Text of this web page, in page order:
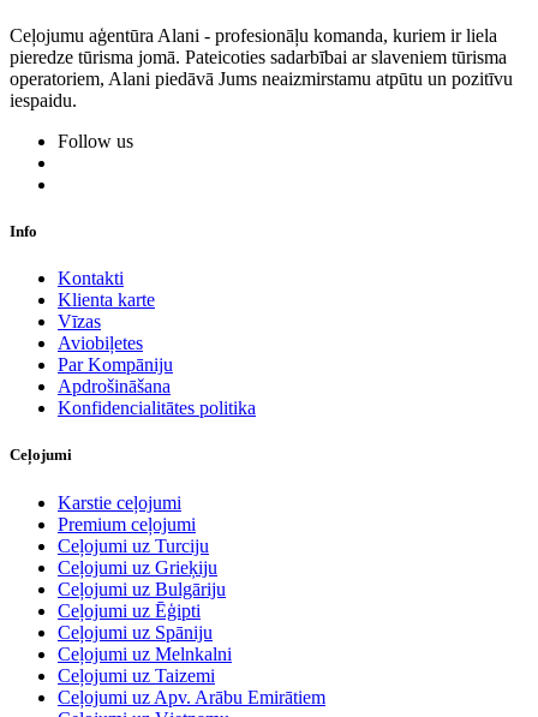
Ceļojumu aģentūra Alani - profesionāļu komanda, kuriem ir liela
pieredze tūrisma jomā. Pateicoties sadarbībai ar slaveniem tūrisma
operatoriem, Alani piedāvā Jums neaizmirstamu atpūtu un pozitīvu
iespaidu.
Follow us
Info
Kontakti
Klienta karte
Vīzas
Aviobiļetes
Par Kompāniju
Apdrošināšana
Konfidencialitātes politika
Ceļojumi
Karstie ceļojumi
Premium ceļojumi
Ceļojumi uz Turciju
Ceļojumi uz Grieķiju
Ceļojumi uz Bulgāriju
Ceļojumi uz Ēģipti
Ceļojumi uz Spāniju
Ceļojumi uz Melnkalni
Ceļojumi uz Taizemi
Ceļojumi uz Apv. Arābu Emirātiem